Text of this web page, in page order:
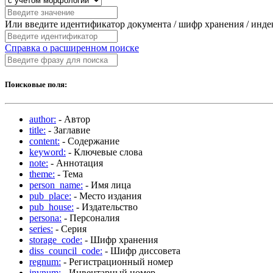
Или введите идентификатор документа / шифр хранения /
Справка о расширенном поиске
Поисковые поля:
author: - Автор
title: - Заглавие
content: - Содержание
keyword: - Ключевые слова
note: - Аннотация
theme: - Тема
person_name: - Имя лица
pub_place: - Место издания
pub_house: - Издательство
persona: - Персоналия
series: - Серия
storage_code: - Шифр хранения
diss_council_code: - Шифр диссовета
regnum: - Регистрационный номер